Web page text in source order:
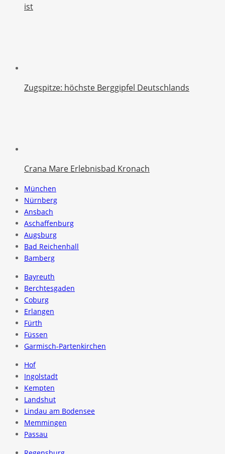
ist
Zugspitze: höchste Berggipfel Deutschlands
Crana Mare Erlebnisbad Kronach
München
Nürnberg
Ansbach
Aschaffenburg
Augsburg
Bad Reichenhall
Bamberg
Bayreuth
Berchtesgaden
Coburg
Erlangen
Fürth
Füssen
Garmisch-Partenkirchen
Hof
Ingolstadt
Kempten
Landshut
Lindau am Bodensee
Memmingen
Passau